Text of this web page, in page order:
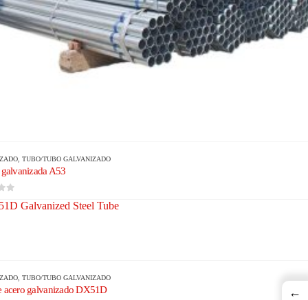
, TUBO/TUBO GALVANIZADO
A53
, TUBO/TUBO GALVANIZADO
acero galvanizado DX51D ←